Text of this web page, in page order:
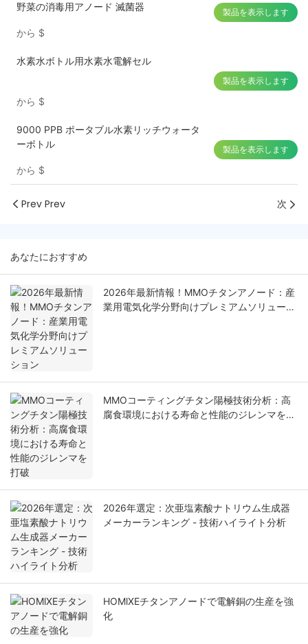
野菜の消毒用アノード 滅菌器
から $
製品を表示します
水素水ボトル用水素水電解セル
から $
製品を表示します
9000 PPB ポータブル水素リッチウォータ
ーボトル
から $
製品を表示します
Prev Prev 次
あなたにおすすめ
2026年最新情報！MMOチタンアノード：産
業用電気化学分野向けプレミアムソリューシ
MMOコーティングチタン陽極技術分析：高
腐食環境における寿命と性能のジレンマを打
2026年選定：次亜塩素酸ナトリウム生成器
メーカーランキング - 技術ハイライト分析
HOMlXEチタンアノードで電解銅の生産を強
化